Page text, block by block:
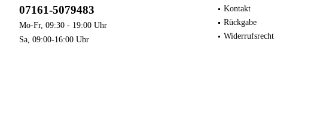
07161-5079483
Mo-Fr, 09:30 - 19:00 Uhr
Sa, 09:00-16:00 Uhr
Kontakt
Rückgabe
Widerrufsrecht